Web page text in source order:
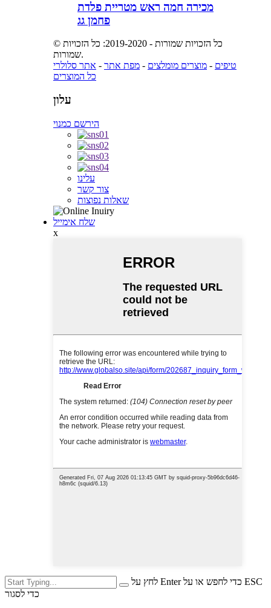
מכירה חמה ראש מטריית פלדת
פחמן גג
© כל הזכויות שמורות - 2019-2020: כל הזכויות
שמורות.
טיפים - מוצרים מומלצים - מפת אתר - אתר סלולרי
כל המוצרים
עלון
הירשם כמנוי
עלינו
צור קשר
שאלות נפוצות
שלח אימייל
x
לחץ על Enter כדי לחפש או על ESC
כדי לסגור